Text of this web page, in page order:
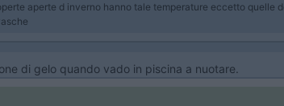
aperte d inverno hanno tale temperature eccetto quelle
di gelo quando vado in piscina a nuotare.